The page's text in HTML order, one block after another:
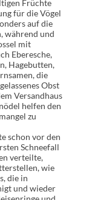
Früchte
für die Vögel
auf die
während und
mit
Eberesche,
Hagebutten,
die
Obst
Versandhaus
helfen den
zu
schon vor den
Schneefall
verteilte,
wie
die in
und wieder